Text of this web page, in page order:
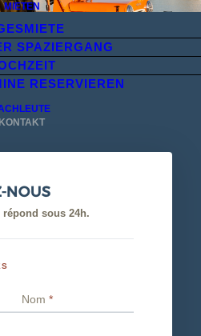
MIETEN
SPAZIERGANG
RESERVIEREN
KONTAKT
NOUS
sous 24h.
Nom *